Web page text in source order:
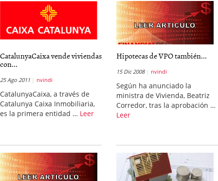
CatalunyaCaixa vende viviendas
con...
25 Ago 2011 nvindi
CatalunyaCaixa, a través de
Catalunya Caixa Inmobiliaria,
es la primera entidad … Leer
Hipotecas de VPO también...
15 Dic 2008 nvindi
Según ha anunciado la
ministra de Vivienda, Beatriz
Corredor, tras la aprobación …
Leer